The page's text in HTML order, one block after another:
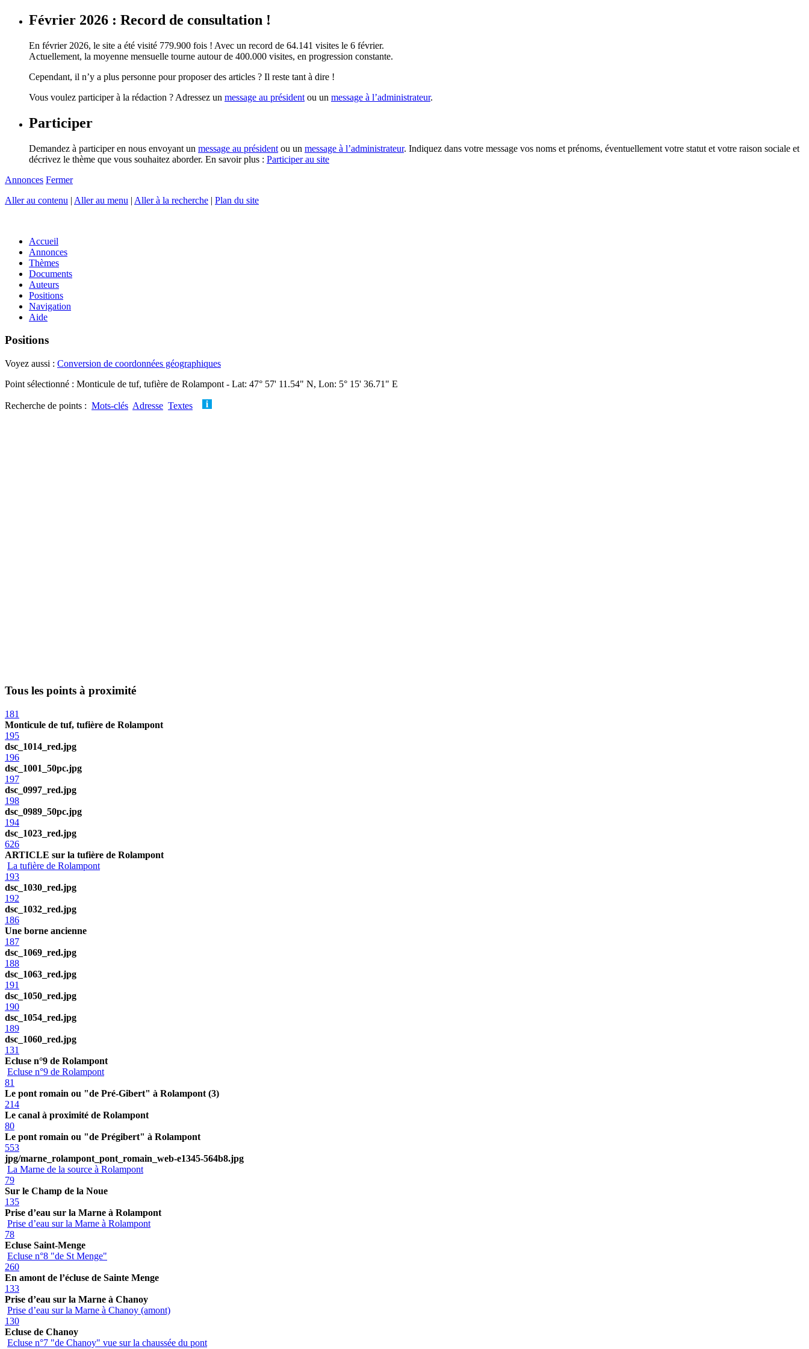
Février 2026 : Record de consultation !
En février 2026, le site a été visité 779.900 fois ! Avec un record de 64.141 visites le 6 février.
Actuellement, la moyenne mensuelle tourne autour de 400.000 visites, en progression constante.
Cependant, il n’y a plus personne pour proposer des articles ? Il reste tant à dire !
Vous voulez participer à la rédaction ? Adressez un message au président ou un message à l’administrateur.
Participer
Demandez à participer en nous envoyant un message au président ou un message à l’administrateur. Indiquez dans votre message vos noms et prénoms, éventuellement votre statut et votre raison sociale et
décrivez le thème que vous souhaitez aborder. En savoir plus : Participer au site
Annonces Fermer
Aller au contenu | Aller au menu | Aller à la recherche | Plan du site
Accueil
Annonces
Thèmes
Documents
Auteurs
Positions
Navigation
Aide
Positions
Voyez aussi : Conversion de coordonnées géographiques
Point sélectionné : Monticule de tuf, tufière de Rolampont - Lat: 47° 57' 11.54" N, Lon: 5° 15' 36.71" E
Recherche de points : Mots-clés Adresse Textes
Tous les points à proximité
181
Monticule de tuf, tufière de Rolampont
195
dsc_1014_red.jpg
196
dsc_1001_50pc.jpg
197
dsc_0997_red.jpg
198
dsc_0989_50pc.jpg
194
dsc_1023_red.jpg
626
ARTICLE sur la tufière de Rolampont
La tufière de Rolampont
193
dsc_1030_red.jpg
192
dsc_1032_red.jpg
186
Une borne ancienne
187
dsc_1069_red.jpg
188
dsc_1063_red.jpg
191
dsc_1050_red.jpg
190
dsc_1054_red.jpg
189
dsc_1060_red.jpg
131
Ecluse n°9 de Rolampont
Ecluse n°9 de Rolampont
81
Le pont romain ou "de Pré-Gibert" à Rolampont (3)
214
Le canal à proximité de Rolampont
80
Le pont romain ou "de Prégibert" à Rolampont
553
jpg/marne_rolampont_pont_romain_web-e1345-564b8.jpg
La Marne de la source à Rolampont
79
Sur le Champ de la Noue
135
Prise d’eau sur la Marne à Rolampont
Prise d’eau sur la Marne à Rolampont
78
Ecluse Saint-Menge
Ecluse n°8 "de St Menge"
260
En amont de l’écluse de Sainte Menge
133
Prise d’eau sur la Marne à Chanoy
Prise d’eau sur la Marne à Chanoy (amont)
130
Ecluse de Chanoy
Ecluse n°7 "de Chanoy" vue sur la chaussée du pont